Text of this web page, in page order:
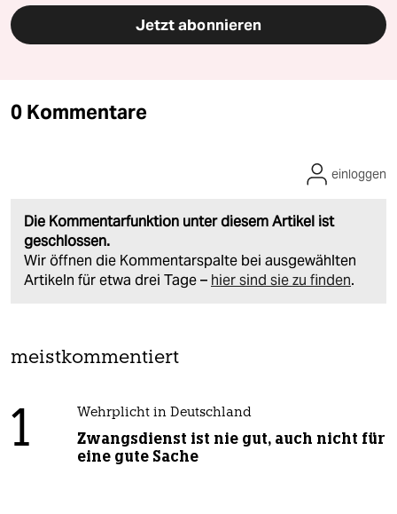
Jetzt abonnieren
0 Kommentare
Die Kommentarfunktion unter diesem Artikel ist
geschlossen.
Wir öffnen die Kommentarspalte bei ausgewählten
Artikeln für etwa drei Tage – hier sind sie zu finden.
einloggen
meistkommentiert
1 Wehrplicht in Deutschland
Zwangsdienst ist nie gut, auch nicht für
eine gute Sache